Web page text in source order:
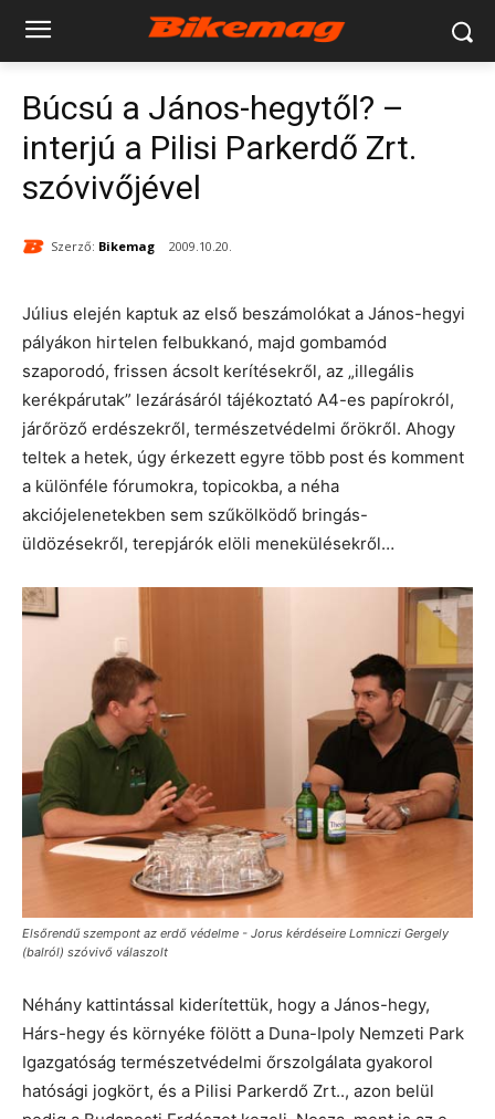
Búcsú a János-hegytől? –
interjú a Pilisi Parkerdő Zrt.
szóvivőjével
Szerző: Bikemag 2009.10.20.
Július elején kaptuk az első beszámolókat a János-hegyi
pályákon hirtelen felbukkanó, majd gombamód
szaporodó, frissen ácsolt kerítésekről, az „illegális
kerékpárutak” lezárásáról tájékoztató A4-es papírokról,
járőröző erdészekről, természetvédelmi őrökről. Ahogy
teltek a hetek, úgy érkezett egyre több post és komment
a különféle fórumokra, topicokba, a néha
akciójelenetekben sem szűkölködő bringás-
üldözésekről, terepjárók elöli menekülésekről…
Elsőrendű szempont az erdő védelme - Jorus kérdéseire Lomniczi Gergely
(balról) szóvivő válaszolt
Néhány kattintással kiderítettük, hogy a János-hegy,
Hárs-hegy és környéke fölött a Duna-Ipoly Nemzeti Park
Igazgatóság természetvédelmi őrszolgálata gyakorol
hatósági jogkört, és a Pilisi Parkerdő Zrt.., azon belül